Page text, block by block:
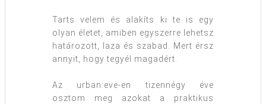
Tarts velem és alakíts ki te is egy
olyan életet, amiben egyszerre lehetsz
határozott, laza és szabad. Mert érsz
annyit, hogy tegyél magadért.
Az urban:eve-en tizennégy éve
osztom meg azokat a praktikus